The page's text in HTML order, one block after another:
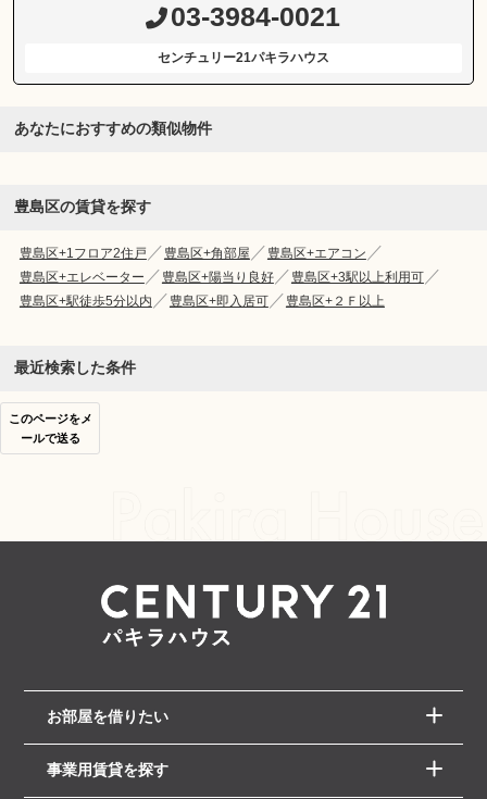
03-3984-0021
センチュリー21パキラハウス
あなたにおすすめの類似物件
豊島区の賃貸を探す
豊島区+1フロア2住戸 豊島区+角部屋
豊島区+エアコン
豊島区+エレベーター
豊島区+陽当り良好
豊島区+3駅以上利用可
豊島区+駅徒歩5分以内
豊島区+即入居可 豊島区+２Ｆ以上
最近検索した条件
このページをメ
ールで送る
お部屋を借りたい
事業用賃貸を探す